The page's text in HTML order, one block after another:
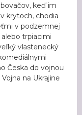
keď im
krytoch, chodia
v podzemnej
trpiacimi
vlastenecký
Česka do vojnou
na Ukrajine